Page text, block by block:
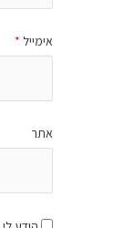
אימייל *
אתר